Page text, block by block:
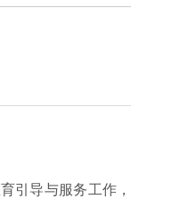
引导与服务工作，